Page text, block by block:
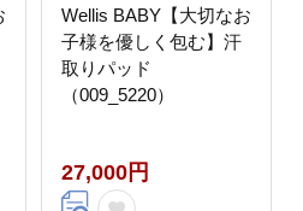
Wellis BABY【大切なお
子様を優しく包む】汗
取りパッド
（009_5220）
27,000円